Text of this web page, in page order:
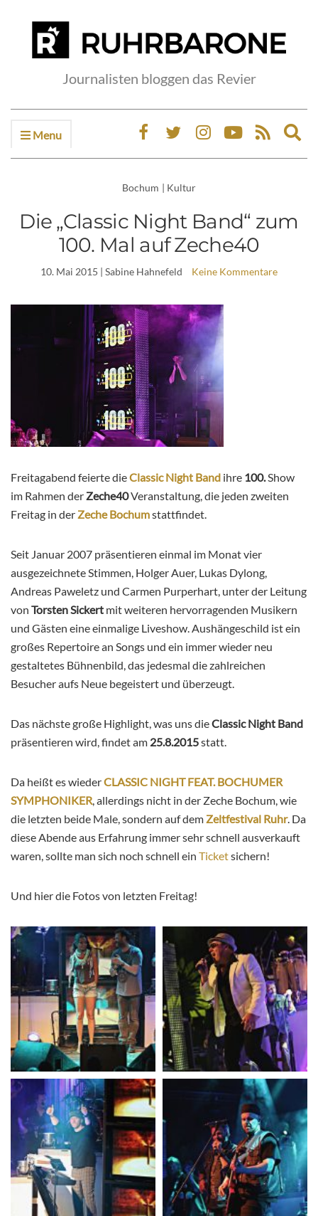
Journalisten bloggen das Revier
Menu
Bochum | Kultur
Die „Classic Night Band“ zum
100. Mal auf Zeche40
10. Mai 2015 | Sabine Hahnefeld Keine Kommentare
Freitagabend feierte dieClassic Night Band ihre 100.Show
im Rahmen derZeche40Veranstaltung, die jeden zweiten
Freitag in derZeche Bochumstattfindet.
Seit Januar 2007 präsentieren einmal im Monat vier
ausgezeichnete Stimmen, Holger Auer, Lukas Dylong,
Andreas Paweletz und Carmen Purperhart, unter der Leitung
von Torsten Sickert mit weiteren hervorragenden Musikern
und Gästen eine einmalige Liveshow. Aushängeschild ist ein
großes Repertoire an Songs und ein immer wieder neu
gestaltetes Bühnenbild, das jedesmal die zahlreichen
Besucher aufs Neue begeistert und überzeugt.
Das nächste große Highlight, was uns dieClassic Night Band
präsentieren wird, findet am 25.8.2015statt.
Da heißt es wiederCLASSIC NIGHT FEAT. BOCHUMER
SYMPHONIKER, allerdings nicht in der Zeche Bochum, wie
die letzten beide Male, sondern auf demZeltfestival Ruhr. Da
diese Abende aus Erfahrung immer sehr schnell ausverkauft
waren, sollte man sich noch schnell ein Ticketsichern!
Und hier die Fotos von letzten Freitag!